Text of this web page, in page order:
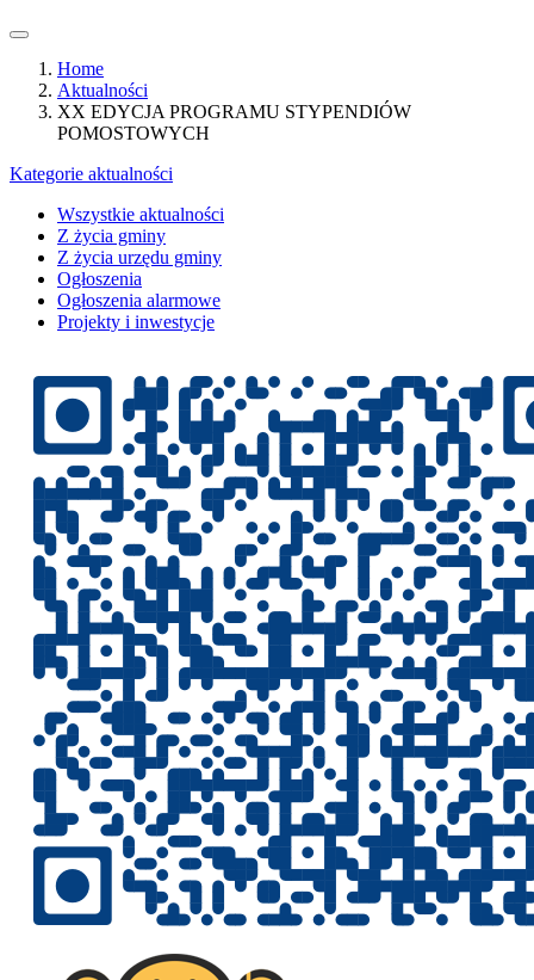
Home
Aktualności
XX EDYCJA PROGRAMU STYPENDIÓW
POMOSTOWYCH
Kategorie aktualności
Wszystkie aktualności
Z życia gminy
Z życia urzędu gminy
Ogłoszenia
Ogłoszenia alarmowe
Projekty i inwestycje